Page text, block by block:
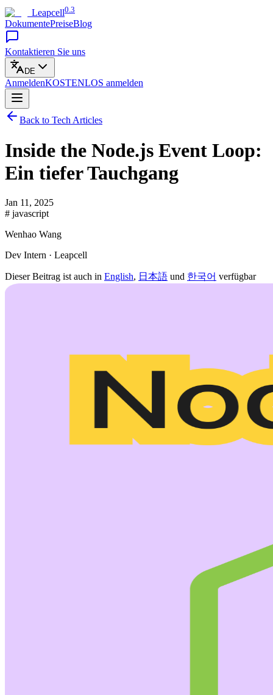
Leapcell0.3
DokumentePreiseBlog
Kontaktieren Sie uns
DE
AnmeldenKOSTENLOS anmelden
Back to Tech Articles
Inside the Node.js Event Loop:
Ein tiefer Tauchgang
Jan 11, 2025
# javascript
Wenhao Wang
Dev Intern · Leapcell
Dieser Beitrag ist auch in English, 日本語 und 한국어 verfügbar